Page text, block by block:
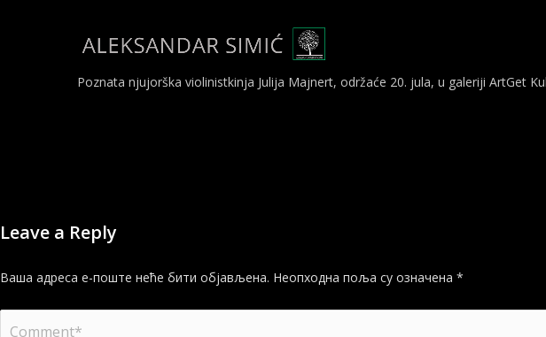
Poznata njujorška violinistkinja Julija Majnert, održaće 20. jula, u galeriji ArtGet
Leave a Reply
Ваша адреса е-поште неће бити објављена. Неопходна поља су означена *